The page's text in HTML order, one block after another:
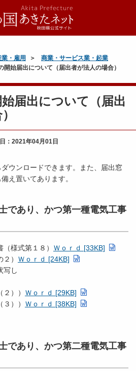
業・雇用
商業・サービス業・起業
開始届出について（届出者が法人の場合）
届出について（届出
： 2021年04月01日
ウンロードできます。また、届出窓
え置いてあります。
であり、かつ第一種電気工事
様式第１８） Ｗｏｒｄ [33KB]
） Ｗｏｒｄ [24KB]
写し
）） Ｗｏｒｄ [29KB]
）） Ｗｏｒｄ [38KB]
であり、かつ第二種電気工事